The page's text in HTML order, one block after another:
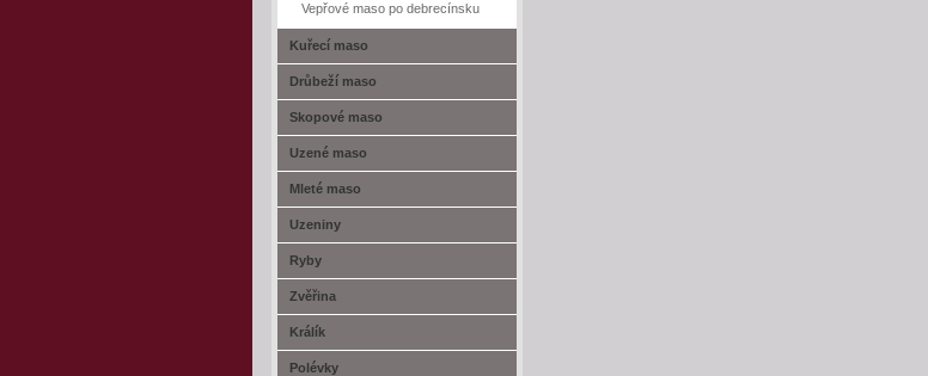
Vepřové maso po debrecínsku
Kuřecí maso
Drůbeží maso
Skopové maso
Uzené maso
Mleté maso
Uzeniny
Ryby
Zvěřina
Králík
Polévky